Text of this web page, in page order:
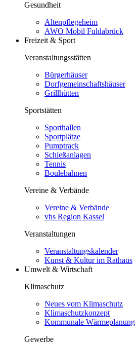
Gesundheit
Altenpflegeheim
AWO Mobil Fuldabrück
Freizeit & Sport
Veranstaltungsstätten
Bürgerhäuser
Dorfgemeinschaftshäuser
Grillhütten
Sportstätten
Sporthallen
Sportplätze
Pumptrack
Schießanlagen
Tennis
Boulebahnen
Vereine & Verbände
Vereine & Verbände
vhs Region Kassel
Veranstaltungen
Veranstaltungskalender
Kunst & Kultur im Rathaus
Umwelt & Wirtschaft
Klimaschutz
Neues vom Klimaschutz
Klimaschutzkonzept
Kommunale Wärmeplanung
Gewerbe